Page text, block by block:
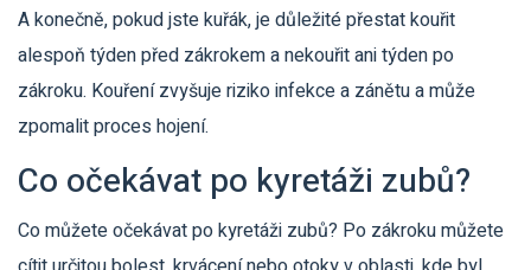
A konečně, pokud jste kuřák, je důležité přestat kouřit
alespoň týden před zákrokem a nekouřit ani týden po
zákroku. Kouření zvyšuje riziko infekce a zánětu a může
zpomalit proces hojení.
Co očekávat po kyretáži zubů?
Co můžete očekávat po kyretáži zubů? Po zákroku můžete